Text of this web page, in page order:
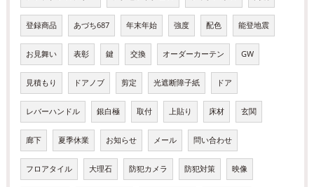
登録商品 あづち687 年末年始 強度 配色 能登地震
お見舞い 表彰 鍵 交換 オーダーカーテン GW
見積もり ドアノブ 剪定 光遮断障子紙 ドア
レバーハンドル 銀白極 取付 上貼り 床材 玄関
廊下 夏季休業 お知らせ メール 問い合わせ
フロアタイル 大理石 防犯カメラ 防犯対策 映像